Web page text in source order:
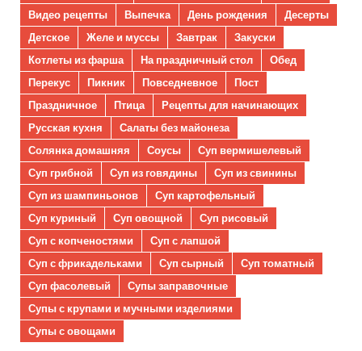
Видео рецепты
Выпечка День рождения
Десерты
Детское
Желе и муссы Завтрак
Закуски
Котлеты из фарша
На праздничный стол
Обед
Перекус
Пикник Повседневное
Пост
Праздничное
Птица
Рецепты для начинающих
Русская кухня
Салаты без майонеза
Солянка домашняя
Соусы
Суп вермишелевый
Суп грибной
Суп из говядины
Суп из свинины
Суп из шампиньонов
Суп картофельный
Суп куриный
Суп овощной
Суп рисовый
Суп с копченостями
Суп с лапшой
Суп с фрикадельками
Суп сырный
Суп томатный
Суп фасолевый
Супы заправочные
Супы с крупами и мучными изделиями
Супы с овощами